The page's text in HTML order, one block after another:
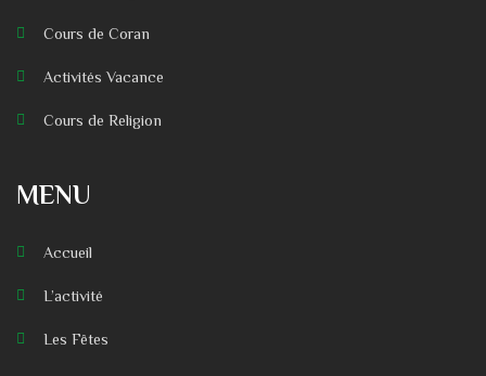
Cours de Coran
Activités Vacance
Cours de Religion
MENU
Accueil
L’activité
Les Fêtes